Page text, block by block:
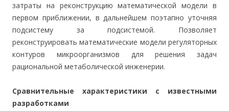
затраты на реконструкцию математической модели в
первом приближении, в дальнейшем поэтапно уточняя
подсистему за подсистемой. Позволяет
реконструировать математические модели регуляторных
контуров микроорганизмов для решения задач
рациональной метаболической инженерии.
Сравнительные характеристики с известными
разработками